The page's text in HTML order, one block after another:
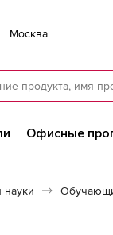
Москва
Офисные